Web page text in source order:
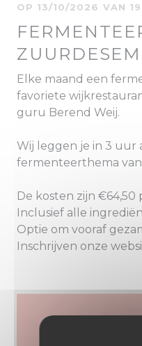
OP 13/10/2026 VAN
ZUURDESEM
Elke maand een
favoriete
guru Berend Weij.
Wij leggen je in 3 uur
fermenteerthema
De kosten zijn
Inclusief alle
Optie om vooraf
Inschrijven onze